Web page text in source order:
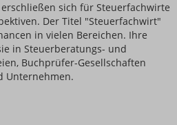
sich für Steuerfachwirte
Der Titel "Steuerfachwirt"
in vielen Bereichen. Ihre
in Steuerberatungs- und
Buchprüfer-Gesellschaften
Unternehmen.